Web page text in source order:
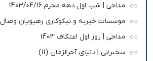
مداحی | شب اول دهه محرم 1403/04/16
موسسات خیریه و نیکوکاری رهپویان وصال
مداحی | روز اول اعتکاف 1403
سخنرانی | دنیای آخرالزمان (11)